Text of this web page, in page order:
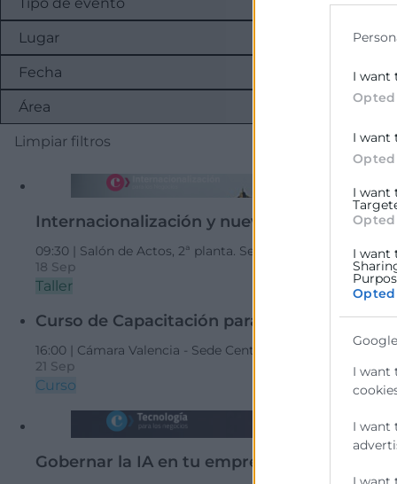
data for
I want
Opted
I want
Opted
I want
Opted
I want
I want
I want
Limpiar filtros
Internacionalización y nuevas obligaciones
09:30 | Salón de Actos, 2ª planta. Sede Central Cámara
18 Sep
Taller
Curso de Capacitación para
16:00 | Cámara Valencia - Sede Central Curso de 30 h. en
21 Sep
Curso
Gobernar la IA en tu empresa: claves para